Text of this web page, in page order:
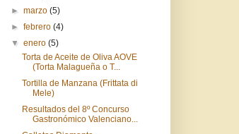
►marzo(5)
►febrero(4)
▼enero(5)
Torta de Aceite de Oliva AOVE
(Torta Malagueña o T...
Tortilla de Manzana (Frittata di
Mele)
Resultados del 8º Concurso
Gastronómico Valenciano...